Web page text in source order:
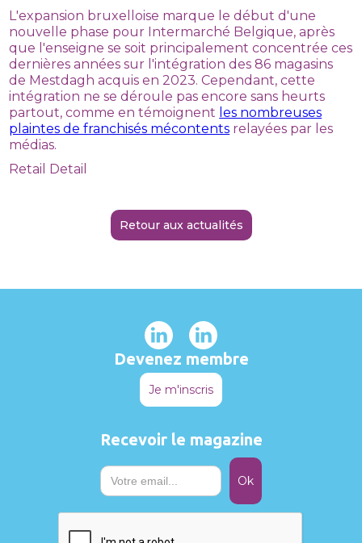
L'expansion bruxelloise marque le début d'une
nouvelle phase pour Intermarché Belgique, après
que l'enseigne se soit principalement concentrée ces
dernières années sur l'intégration des 86 magasins
de Mestdagh acquis en 2023. Cependant, cette
intégration ne se déroule pas encore sans heurts
partout, comme en témoignent les nombreuses
plaintes de franchisés mécontents relayées par les
médias.
Retail Detail
Retour aux actualités
Devenez membre
Je m'inscris
Recevoir le magazine